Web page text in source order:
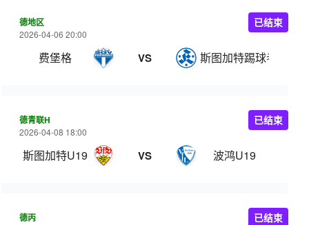
德地区
2026-04-06 20:00
费堡格 VS 斯图加特踢球者
已结束
德青联H
2026-04-08 18:00
斯图加特U19 VS 波鸿U19
已结束
德丙 已结束